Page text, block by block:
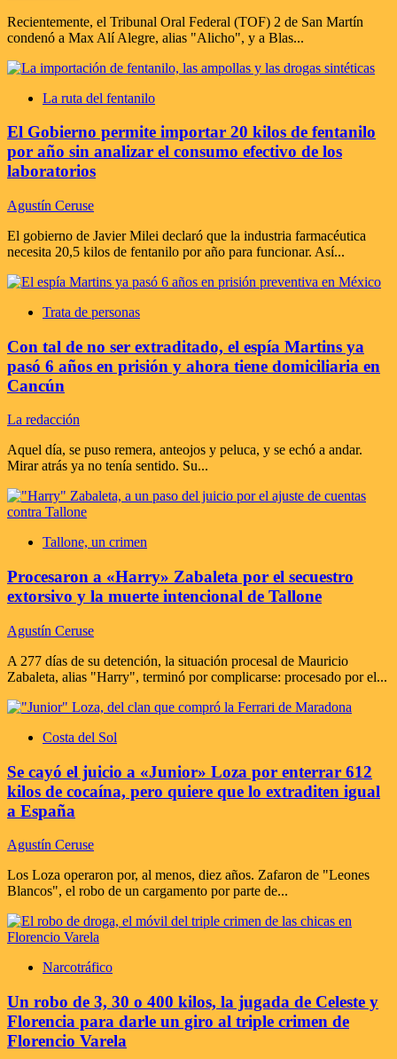
Recientemente, el Tribunal Oral Federal (TOF) 2 de San Martín
condenó a Max Alí Alegre, alias "Alicho", y a Blas...
La ruta del fentanilo
El Gobierno permite importar 20 kilos de fentanilo
por año sin analizar el consumo efectivo de los
laboratorios
Agustín Ceruse
El gobierno de Javier Milei declaró que la industria farmacéutica
necesita 20,5 kilos de fentanilo por año para funcionar. Así...
Trata de personas
Con tal de no ser extraditado, el espía Martins ya
pasó 6 años en prisión y ahora tiene domiciliaria en
Cancún
La redacción
Aquel día, se puso remera, anteojos y peluca, y se echó a andar.
Mirar atrás ya no tenía sentido. Su...
Tallone, un crimen
Procesaron a «Harry» Zabaleta por el secuestro
extorsivo y la muerte intencional de Tallone
Agustín Ceruse
A 277 días de su detención, la situación procesal de Mauricio
Zabaleta, alias "Harry", terminó por complicarse: procesado por el...
Costa del Sol
Se cayó el juicio a «Junior» Loza por enterrar 612
kilos de cocaína, pero quiere que lo extraditen igual
a España
Agustín Ceruse
Los Loza operaron por, al menos, diez años. Zafaron de "Leones
Blancos", el robo de un cargamento por parte de...
Narcotráfico
Un robo de 3, 30 o 400 kilos, la jugada de Celeste y
Florencia para darle un giro al triple crimen de
Florencio Varela